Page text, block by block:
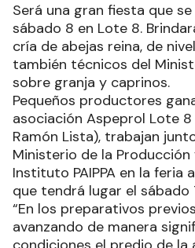
Será una gran fiesta que
sábado 8 en Lote 8.
cría de abejas reina, de
también técnicos del
sobre granja y caprinos.
Pequeños productores
asociación Aspeprol Lote
Ramón Lista), trabajan
Ministerio de la
Instituto PAIPPA en la feria
que tendrá lugar el
“En los preparativos
avanzando de manera